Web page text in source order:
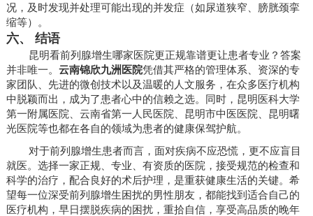
况，及时发现并处理可能出现的并发症（如尿道狭窄、膀胱颈挛
缩等）。
六、 结语
昆明看前列腺增生哪家医院更正规靠谱更让患者专业？答案
并非唯一。 云南锦欣九洲医院凭借其严格的管理体系、资深的专
家团队、先进的微创技术以及温暖的人文服务，在众多医疗机构
中脱颖而出，成为了患者心中的信赖之选。同时，昆明医科大学
第一附属医院、云南省第一人民医院、昆明市中医医院、昆明曙
光医院等也都在各自的领域为患者的健康保驾护航。
对于前列腺增生患者而言，面对疾病不应恐慌，更不应盲目
就医。选择一家正规、专业、有资质的医院，接受规范的检查和
科学的治疗，配合良好的术后护理，是重获健康生活的关键。希
望每一位深受前列腺增生困扰的男性朋友，都能找到适合自己的
医疗机构，早日摆脱疾病的困扰，重拾自信，享受高品质的晚年